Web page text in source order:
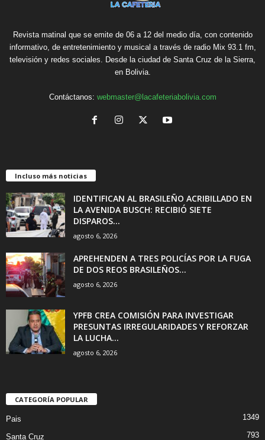
Revista matinal que se emite de 06 a 12 del medio día, con contenido
informativo, de entretenimiento y musical a través de radio Mix 93.1 fm,
televisión y redes sociales. Desde la ciudad de Santa Cruz de la Sierra,
en Bolivia.
Contáctanos: webmaster@lacafeteriabolivia.com
Incluso más noticias
IDENTIFICAN AL BRASILEÑO ACRIBILLADO EN
LA AVENIDA BUSCH: RECIBIÓ SIETE
DISPAROS...
agosto 6, 2026
APREHENDEN A TRES POLICÍAS POR LA FUGA
DE DOS REOS BRASILEÑOS...
agosto 6, 2026
YPFB CREA COMISIÓN PARA INVESTIGAR
PRESUNTAS IRREGULARIDADES Y REFORZAR
LA LUCHA...
agosto 6, 2026
CATEGORÍA POPULAR
Pais 1349
Santa Cruz 793